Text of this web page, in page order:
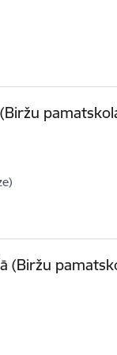
(Biržu